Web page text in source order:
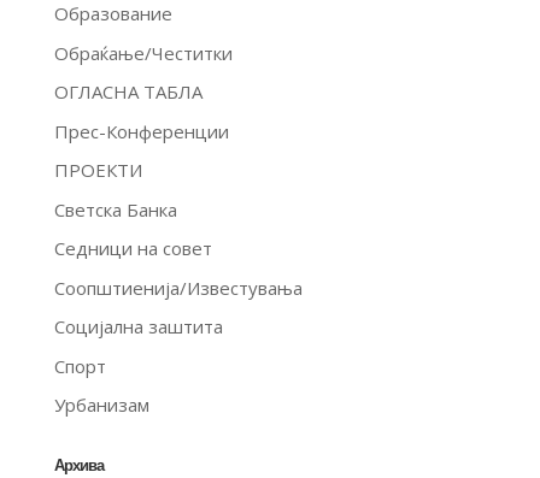
Образование
Обраќање/Честитки
ОГЛАСНА ТАБЛА
Прес-Конференции
ПРОЕКТИ
Светска Банка
Седници на совет
Соопштиенија/Известувања
Социјална заштита
Спорт
Урбанизам
Архива